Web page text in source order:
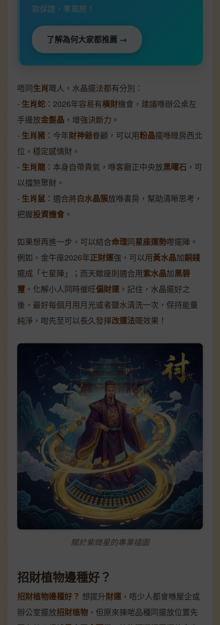
款保證，零風險！
了解為何大家都推薦 →
唔同生肖嘅人，水晶擺法都有分別：
- 生肖蛇 ：2026年容易有橫財機會，建議喺辦公桌左
手邊放金髮晶 ，增強決斷力。
- 生肖豬 ：今年財神爺眷顧，可以用粉晶擺喺睡房西北
位，穩定感情財。
- 生肖龍 ：本身自帶貴氣，喺客廳正中央放黑曜石 ，可
以擋煞聚財。
- 生肖鼠 ：適合將白水晶簇放喺書房，幫助清晰思考，
把握投資機會 。
如果想再進一步，可以結合命理同星座運勢嚟擺陣。
例如，金牛座2026年正財運強，可以用黃水晶加銅錢
擺成「七星陣」；而天蠍座則適合用紫水晶加黑碧
璽 ，化解小人同時催旺偏財運 。記住，水晶擺好之
後，最好每個月用月光或者鹽水清洗一次，保持能量
純淨，咁先至可以長久發揮改運法嘅效果！
關於紫微星的專業插圖
招財植物邊種好？
招財植物邊種好？ 想提升財運 ，唔少人都會喺屋企或
辦公室擺放招財植物 ，但原來揀啱品種同擺放位置先